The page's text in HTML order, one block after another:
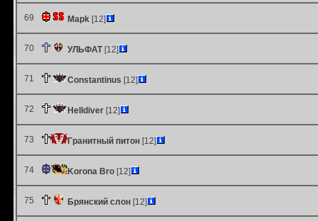
69 Mapk [12]
70 УЛЬФАТ[12]
71 Constantinus [12]
72 Helldiver [12]
73 Гранитный питон [12]
74 Korona Bro [12]
75 Брянский слон [12]